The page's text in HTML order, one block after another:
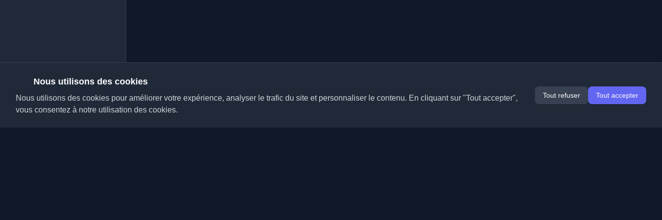
Nous utilisons des cookies
Nous utilisons des cookies pour améliorer votre expérience, analyser le trafic du site et personnaliser le contenu. En cliquant sur "Tout accepter",
vous consentez à notre utilisation des cookies.
Tout refuser Tout accepter